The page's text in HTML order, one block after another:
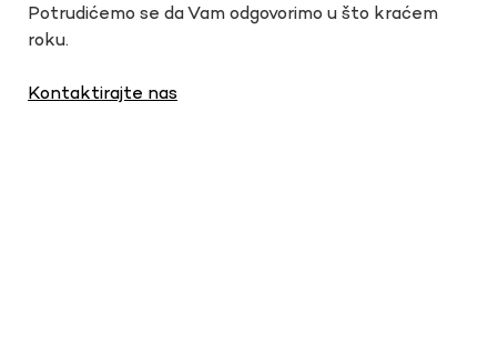
Potrudićemo se da Vam odgovorimo u što kraćem
roku.
Kontaktirajte nas